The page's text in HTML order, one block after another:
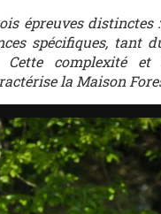
épreuves distinctes
spécifiques, tant
complexité
la Maison